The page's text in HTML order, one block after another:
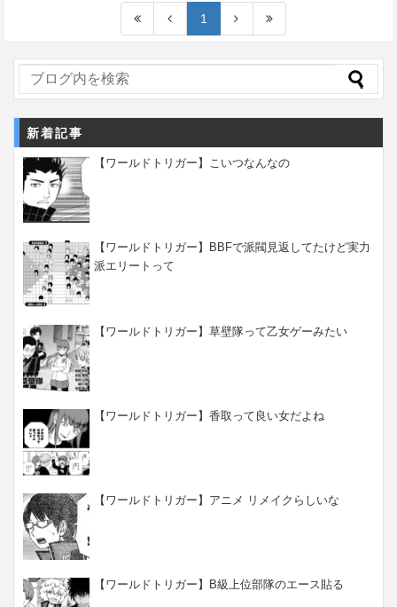
1
新着記事
【ワールドトリガー】こいつなんなの
【ワールドトリガー】BBFで派閥見返してたけど実力
派エリートって
【ワールドトリガー】草壁隊って乙女ゲーみたい
【ワールドトリガー】香取って良い女だよね
【ワールドトリガー】アニメ リメイクらしいな
【ワールドトリガー】B級上位部隊のエース貼る